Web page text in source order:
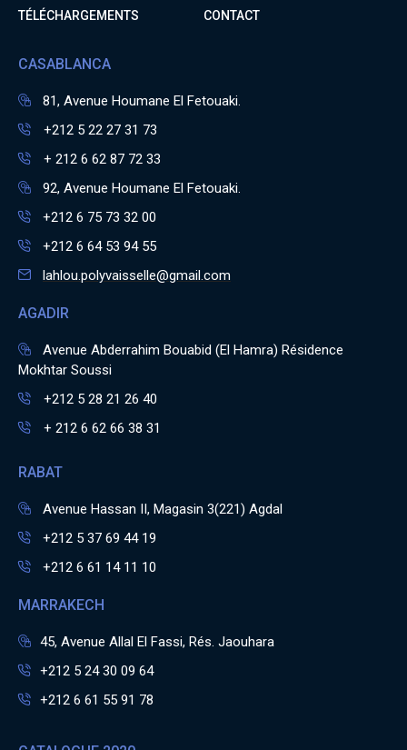
TÉLÉCHARGEMENTS CONTACT
CASABLANCA
81, Avenue Houmane El Fetouaki.
+212 5 22 27 31 73
+ 212 6 62 87 72 33
92, Avenue Houmane El Fetouaki.
+212 6 75 73 32 00
+212 6 64 53 94 55
lahlou.polyvaisselle@gmail.com
AGADIR
Avenue Abderrahim Bouabid (El Hamra) Résidence
Mokhtar Soussi
+212 5 28 21 26 40
+ 212 6 62 66 38 31
RABAT
Avenue Hassan II, Magasin 3(221) Agdal
+212 5 37 69 44 19
+212 6 61 14 11 10
MARRAKECH
45, Avenue Allal El Fassi, Rés. Jaouhara
+212 5 24 30 09 64
+212 6 61 55 91 78